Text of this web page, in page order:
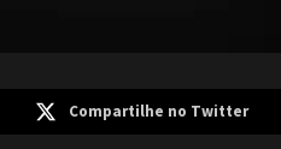
Compartilhe no Twitter